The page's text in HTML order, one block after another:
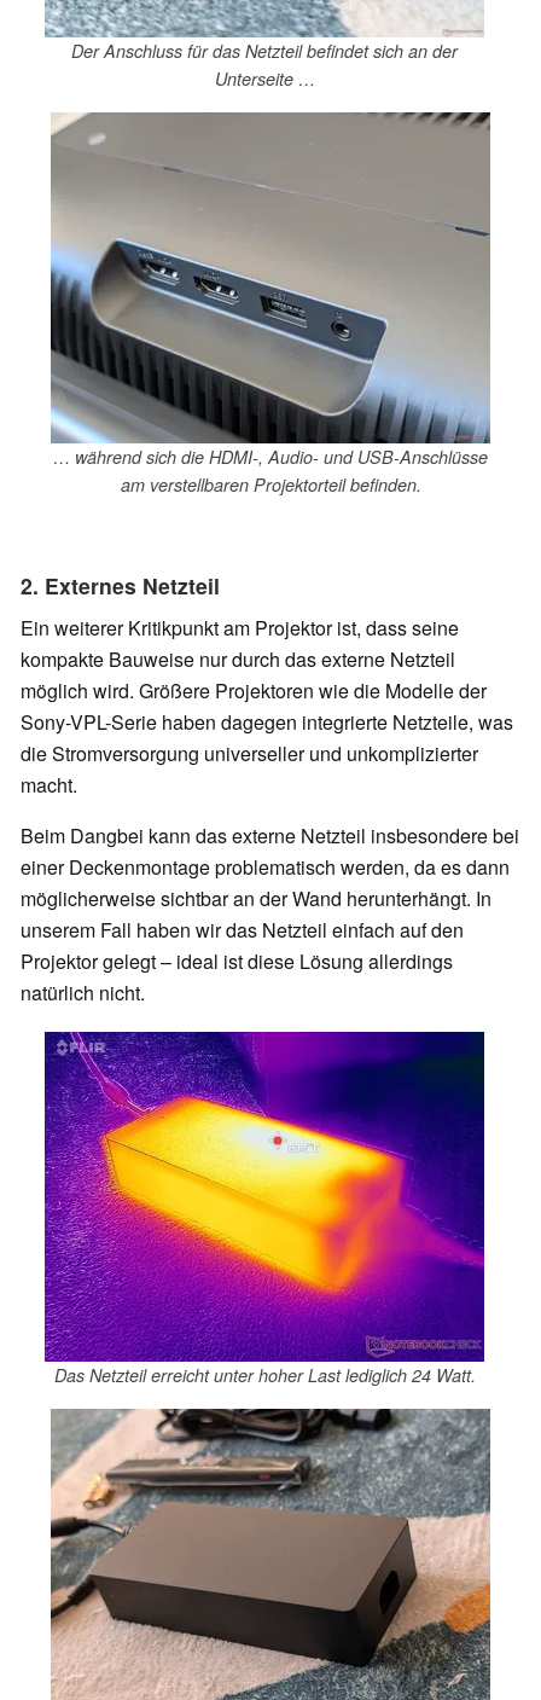
Der Anschluss für das Netzteil befindet sich an der
Unterseite …
… während sich die HDMI-, Audio- und USB-Anschlüsse
am verstellbaren Projektorteil befinden.
2. Externes Netzteil
Ein weiterer Kritikpunkt am Projektor ist, dass seine
kompakte Bauweise nur durch das externe Netzteil
möglich wird. Größere Projektoren wie die Modelle der
Sony-VPL-Serie haben dagegen integrierte Netzteile, was
die Stromversorgung universeller und unkomplizierter
macht.
Beim Dangbei kann das externe Netzteil insbesondere bei
einer Deckenmontage problematisch werden, da es dann
möglicherweise sichtbar an der Wand herunterhängt. In
unserem Fall haben wir das Netzteil einfach auf den
Projektor gelegt – ideal ist diese Lösung allerdings
natürlich nicht.
Das Netzteil erreicht unter hoher Last lediglich 24 Watt.